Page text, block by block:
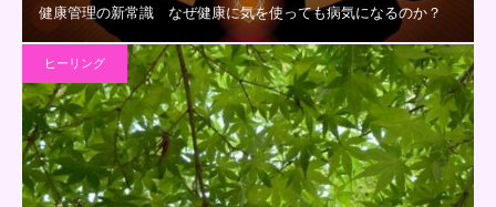
健康管理の新常識 なぜ健康に気を使っても病気になるのか？
ヒーリング